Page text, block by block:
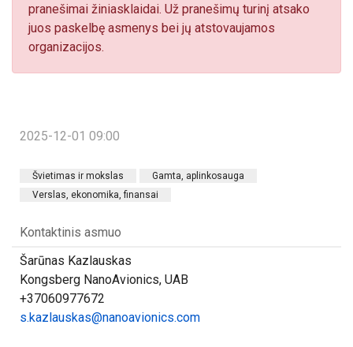
pranešimai žiniasklaidai. Už pranešimų turinį atsako
juos paskelbę asmenys bei jų atstovaujamos
organizacijos.
2025-12-01 09:00
Švietimas ir mokslas
Gamta, aplinkosauga
Verslas, ekonomika, finansai
Kontaktinis asmuo
Šarūnas Kazlauskas
Kongsberg NanoAvionics, UAB
+37060977672
s.kazlauskas@nanoavionics.com